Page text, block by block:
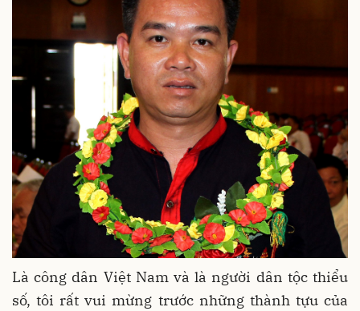
Là công dân Việt Nam và là người dân tộc thiểu
số, tôi rất vui mừng trước những thành tựu của